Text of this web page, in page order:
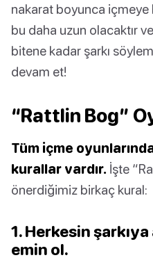
nakarat boyunca içmeye
bu daha uzun olacaktır
bitene kadar şarkı
devam et!
“Rattlin Bog”
Tüm içme
kurallar vardır. İşte
önerdiğimiz birkaç kural:
1. Herkesin
emin ol.